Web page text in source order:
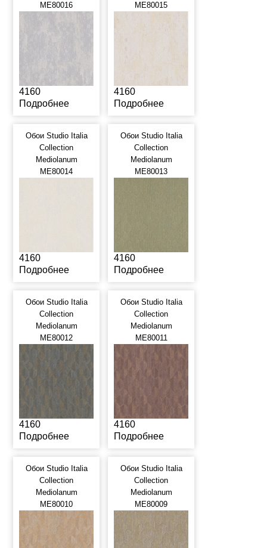
ME80016
4160
Подробнее
ME80015
4160
Подробнее
Обои Studio Italia
Collection
Mediolanum
ME80014
4160
Подробнее
Обои Studio Italia
Collection
Mediolanum
ME80013
4160
Подробнее
Обои Studio Italia
Collection
Mediolanum
ME80012
4160
Подробнее
Обои Studio Italia
Collection
Mediolanum
ME80011
4160
Подробнее
Обои Studio Italia
Collection
Mediolanum
ME80010
Обои Studio Italia
Collection
Mediolanum
ME80009